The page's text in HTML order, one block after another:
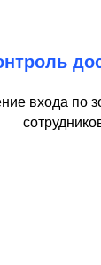
входа по